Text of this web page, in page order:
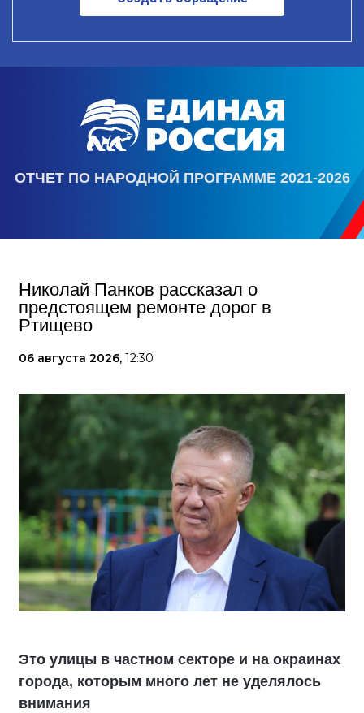
ОТЧЕТ ПО НАРОДНОЙ ПРОГРАММЕ 2021-2026
Николай Панков рассказал о
предстоящем ремонте дорог в
Ртищево
06 августа 2026, 12:30
Это улицы в частном секторе и на окраинах
города, которым много лет не уделялось
внимания